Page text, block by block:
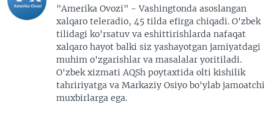
"Amerika Ovozi" - Vashingtonda asoslangan
xalqaro teleradio, 45 tilda efirga chiqadi. O'zbek
tilidagi ko'rsatuv va eshittirishlarda nafaqat
xalqaro hayot balki siz yashayotgan jamiyatdagi
muhim o'zgarishlar va masalalar yoritiladi.
O'zbek xizmati AQSh poytaxtida olti kishilik
tahririyatga va Markaziy Osiyo bo'ylab jamoatchi
muxbirlarga ega.